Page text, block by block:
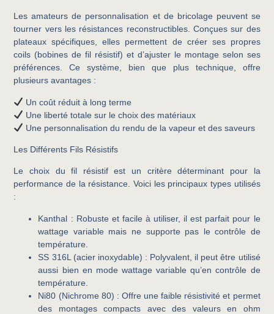
Les amateurs de personnalisation et de bricolage peuvent se
tourner vers les résistances reconstructibles. Conçues sur des
plateaux spécifiques, elles permettent de créer ses propres
coils (bobines de fil résistif) et d’ajuster le montage selon ses
préférences. Ce système, bien que plus technique, offre
plusieurs avantages :
Un coût réduit à long terme
Une liberté totale sur le choix des matériaux
Une personnalisation du rendu de la vapeur et des saveurs
Les Différents Fils Résistifs
Le choix du fil résistif est un critère déterminant pour la
performance de la résistance. Voici les principaux types utilisés
:
Kanthal : Robuste et facile à utiliser, il est parfait pour le
wattage variable mais ne supporte pas le contrôle de
température.
SS 316L (acier inoxydable) : Polyvalent, il peut être utilisé
aussi bien en mode wattage variable qu’en contrôle de
température.
Ni80 (Nichrome 80) : Offre une faible résistivité et permet
des montages compacts avec des valeurs en ohm